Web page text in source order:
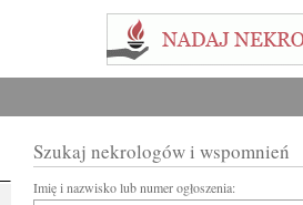
Szukaj nekrologów i wspomnień
Imię i nazwisko lub numer ogłoszenia: